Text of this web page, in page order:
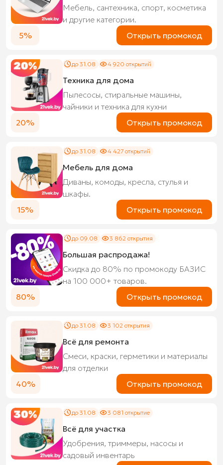
Мебель, сантехника, спорт, косметика
и другие категории.
5%
Открыть промокод
до 31.08 4 920 открытий
Техника для дома
Пылесосы, стиральные машины,
чайники и техника для кухни
20%
Открыть промокод
до 31.08 4 427 открытий
Мебель для дома
Диваны, комоды, кресла, стулья и
шкафы.
15%
Открыть промокод
до 09.08 3 862 открытия
Большая распродажа!
Скидка до 80% по промокоду БАЗИС
на 100 000+ товаров.
80%
Открыть промокод
до 31.08 3 102 открытия
Всё для ремонта
Смеси, краски, герметики и материалы
для отделки
40%
Открыть промокод
до 31.08 3 081 открытие
Всё для участка
Удобрения, триммеры, насосы и
садовый инвентарь